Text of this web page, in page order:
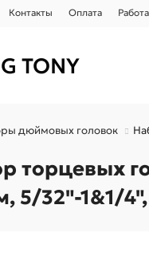
Контакты Оплата
дюймовых головок
торцевых
5/32"-1&1/